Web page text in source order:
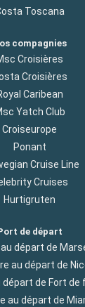
Toscana
compagnies
Croisières
Croisières
Caribean
Yatch Club
Croiseurope
Ponant
Cruise Line
Cruises
Hurtigruten
de départ
départ de
au départ de
départ de Fort de
au départ de